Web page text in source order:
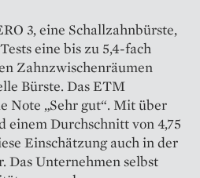
3, eine Schallzahnbürste,
eine bis zu 5,4-fach
Zahnzwischenräumen
Bürste. Das ETM
Note „Sehr gut“. Mit über
einem Durchschnitt von 4,75
Einschätzung auch in der
Unternehmen selbst